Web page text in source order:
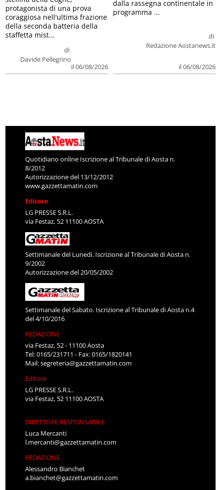
di
Davide Pellegrino
il 06/08/2026
protagonista di una prova
coraggiosa nell'ultima frazione
della seconda batteria della
staffetta mist...
di
Redazione Aostanews.it
il 06/08/2026
dalla rassegna continentale in
programma ...
Quotidiano online Iscrizione al Tribunale di Aosta n.
8/2012
Autorizzazione del 13/12/2012
www.gazzettamatin.com
Editore
LG PRESSE S.R.L.
via Festaz, 52 11100 AOSTA
Settimanale del Lunedì. Iscrizione al Tribunale di Aosta n.
9/2002
Autorizzazione del 20/05/2002
Settimanale del Sabato. Iscrizione al Tribunale di Aosta n.4
del 4/10/2016
REDAZIONE
via Festaz, 52 - 11100 Aosta
Tel: 0165/231711 - Fax: 0165/1820141
Mail:segreteria@gazzettamatin.com
Editore
LG PRESSE S.R.L.
via Festaz, 52 11100 AOSTA
DIRETTORE RESPONSABILE
Luca Mercanti
l.mercanti@gazzettamatin.com
REDAZIONE
Alessandro Bianchet
a.bianchet@gazzettamatin.com